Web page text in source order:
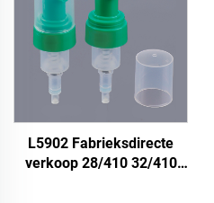
cc 1,6 cc schuimsproeier
handpomp
L5902 Fabrieksdirecte
verkoop 28/410 32/410